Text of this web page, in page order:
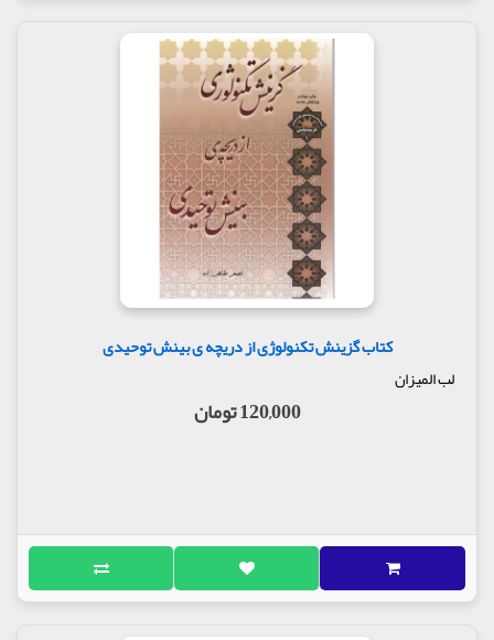
کتاب گزینش تکنولوژی از دریچه ی بینش توحیدی
لب المیزان
120,000 تومان